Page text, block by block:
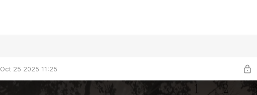
Oct 25 2025 11:25